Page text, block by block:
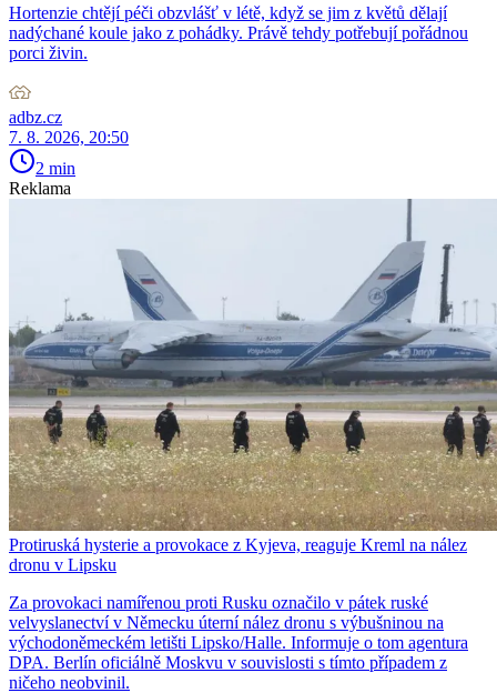
Hortenzie chtějí péči obzvlášť v létě, když se jim z květů dělají
nadýchané koule jako z pohádky. Právě tehdy potřebují pořádnou
porci živin.
adbz.cz
7. 8. 2026, 20:50
2 min
Reklama
Protiruská hysterie a provokace z Kyjeva, reaguje Kreml na nález
dronu v Lipsku
Za provokaci namířenou proti Rusku označilo v pátek ruské
velvyslanectví v Německu úterní nález dronu s výbušninou na
východoněmeckém letišti Lipsko/Halle. Informuje o tom agentura
DPA. Berlín oficiálně Moskvu v souvislosti s tímto případem z
ničeho neobvinil.